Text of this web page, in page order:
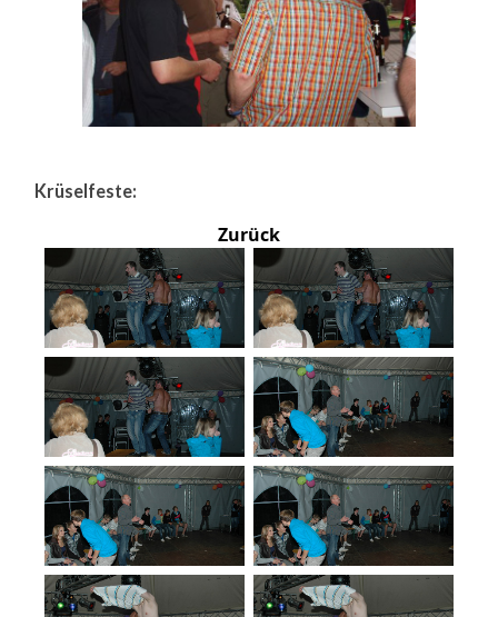
Krüselfeste:
Zurück